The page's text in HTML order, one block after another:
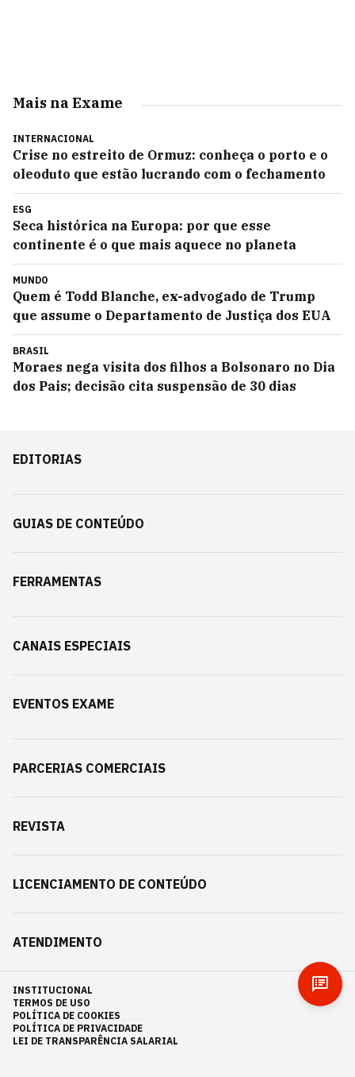
Mais na Exame
INTERNACIONAL
Crise no estreito de Ormuz: conheça o porto e o
oleoduto que estão lucrando com o fechamento
ESG
Seca histórica na Europa: por que esse
continente é o que mais aquece no planeta
MUNDO
Quem é Todd Blanche, ex-advogado de Trump
que assume o Departamento de Justiça dos EUA
BRASIL
Moraes nega visita dos filhos a Bolsonaro no Dia
dos Pais; decisão cita suspensão de 30 dias
EDITORIAS
GUIAS DE CONTEÚDO
FERRAMENTAS
CANAIS ESPECIAIS
EVENTOS EXAME
PARCERIAS COMERCIAIS
REVISTA
LICENCIAMENTO DE CONTEÚDO
ATENDIMENTO
INSTITUCIONAL
TERMOS DE USO
POLÍTICA DE COOKIES
POLÍTICA DE PRIVACIDADE
LEI DE TRANSPARÊNCIA SALARIAL